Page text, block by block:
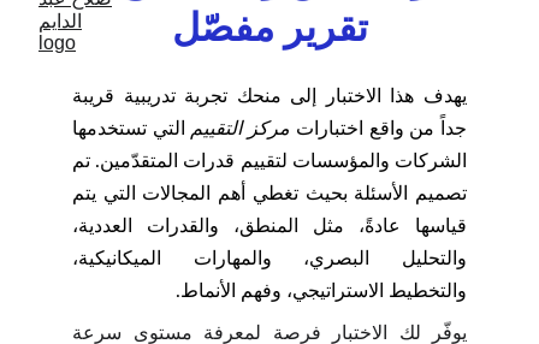
تقرير مفصّل
يهدف هذا الاختبار إلى منحك تجربة تدريبية قريبة
جداً من واقع اختبارات مركز التقييم التي تستخدمها
الشركات والمؤسسات لتقييم قدرات المتقدّمين. تم
تصميم الأسئلة بحيث تغطي أهم المجالات التي يتم
قياسها عادةً، مثل المنطق، والقدرات العددية،
والتحليل البصري، والمهارات الميكانيكية،
والتخطيط الاستراتيجي، وفهم الأنماط.
يوفّر لك الاختبار فرصة لمعرفة مستوى سرعة